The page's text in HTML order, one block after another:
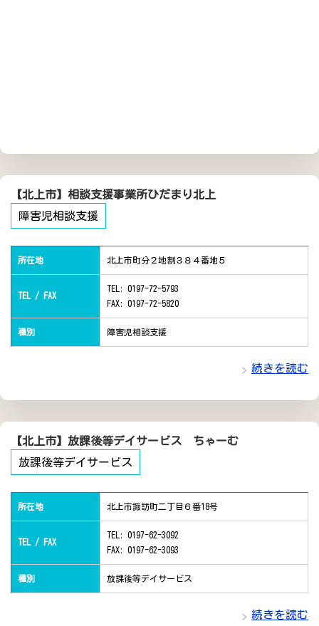
【北上市】相談支援事業所ひだまり北上
障害児相談支援
所在地 北上市町分２地割３８４番地５
TEL / FAX
TEL: 0197-72-5793
FAX: 0197-72-5820
種別 障害児相談支援
続きを読む
【北上市】放課後等デイサービス ちゃーむ
放課後等デイサービス
所在地 北上市諏訪町二丁目６番18号
TEL / FAX
TEL: 0197-62-3092
FAX: 0197-62-3093
種別 放課後等デイサービス
続きを読む